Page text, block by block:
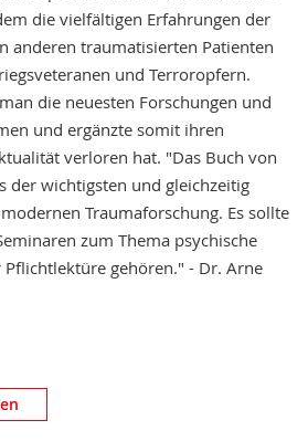
die vielfältigen Erfahrungen der
anderen traumatisierten Patienten
und Terroropfern.
die neuesten Forschungen und
und ergänzte somit ihren
verloren hat. "Das Buch von
der wichtigsten und gleichzeitig
Traumaforschung. Es sollte
zum Thema psychische
gehören." - Dr. Arne